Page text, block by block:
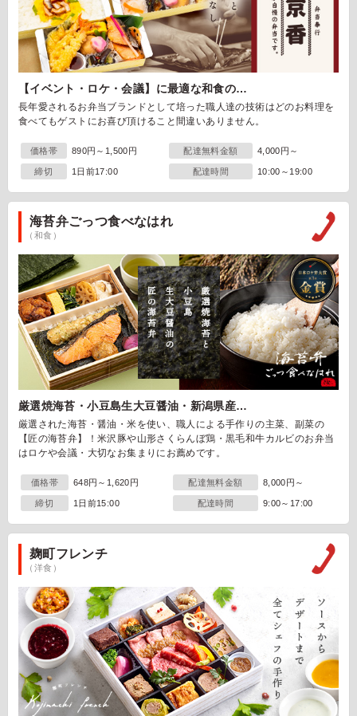
【イベント・ロケ・会議】に最適な和食の…
長年愛されるお弁当ブランドとして培った職人達の技術はどのお料理を
食べてもゲストにお喜び頂けること間違いありません。
価格帯 890円～1,500円 配達無料金額 4,000円～
締切 1日前17:00 配達時間 10:00～19:00
海苔弁ごっつ食べなはれ
（和食）
厳選焼海苔・小豆島生大豆醤油・新潟県産…
厳選された海苔・醤油・米を使い、職人による手作りの主菜、副菜の
【匠の海苔弁】！米沢豚や山形さくらんぼ鶏・黒毛和牛カルビのお弁当
はロケや会議・大切なお集まりにお薦めです。
価格帯 648円～1,620円 配達無料金額 8,000円～
締切 1日前15:00 配達時間 9:00～17:00
麹町フレンチ
（洋食）